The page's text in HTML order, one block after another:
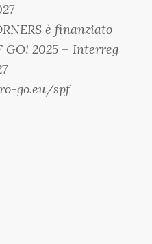
è finanziato
GO! 2025 – Interreg
go.eu/spf